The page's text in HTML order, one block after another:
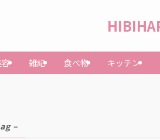
容 雑記 食べ物 キッチン
–